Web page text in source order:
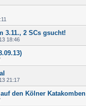
3.11., 2 SCs gsucht!
18:46
21:17
den Kölner Katakomben